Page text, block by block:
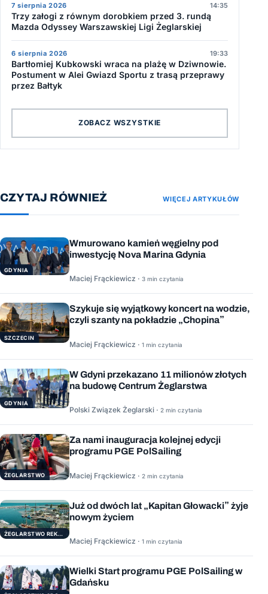
7 sierpnia 2026 14:35
Trzy załogi z równym dorobkiem przed 3. rundą
Mazda Odyssey Warszawskiej Ligi Żeglarskiej
6 sierpnia 2026 19:33
Bartłomiej Kubkowski wraca na plażę w Dziwnowie.
Postument w Alei Gwiazd Sportu z trasą przeprawy
przez Bałtyk
ZOBACZ WSZYSTKIE
CZYTAJ RÓWNIEŻ WIĘCEJ ARTYKUŁÓW
GDYNIA
Wmurowano kamień węgielny pod
inwestycję Nova Marina Gdynia
Maciej Frąckiewicz · 3 min czytania
SZCZECIN
Szykuje się wyjątkowy koncert na wodzie,
czyli szanty na pokładzie „Chopina”
Maciej Frąckiewicz · 1 min czytania
GDYNIA
W Gdyni przekazano 11 milionów złotych
na budowę Centrum Żeglarstwa
Polski Związek Żeglarski · 2 min czytania
ŻEGLARSTWO
Za nami inauguracja kolejnej edycji
programu PGE PolSailing
Maciej Frąckiewicz · 2 min czytania
ŻEGLARSTWO REKERACYJNE
Już od dwóch lat „Kapitan Głowacki” żyje
nowym życiem
Maciej Frąckiewicz · 1 min czytania
Wielki Start programu PGE PolSailing w
Gdańsku